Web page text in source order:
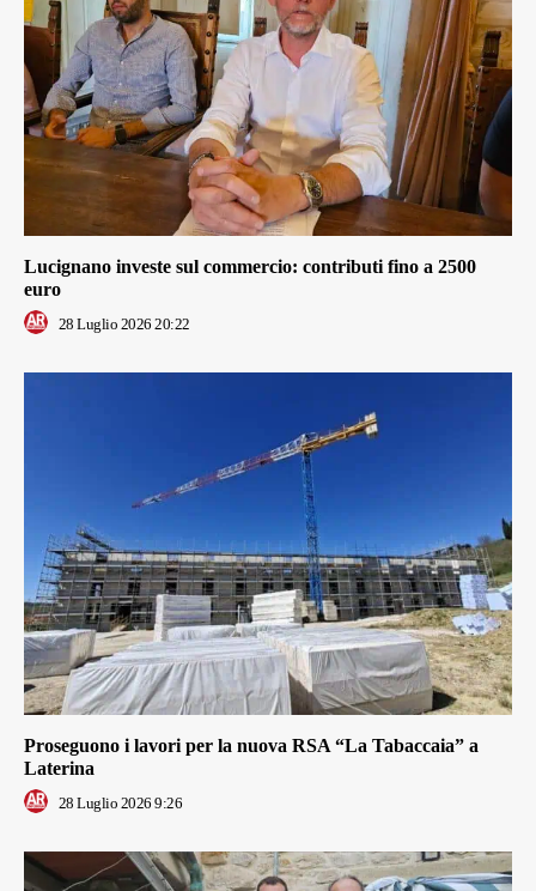
Lucignano investe sul commercio: contributi fino a 2500
euro
28 Luglio 2026 20:22
Proseguono i lavori per la nuova RSA “La Tabaccaia” a
Laterina
28 Luglio 2026 9:26